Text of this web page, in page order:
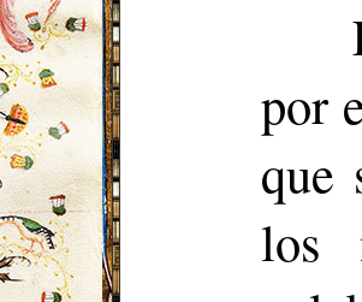
por
que
los